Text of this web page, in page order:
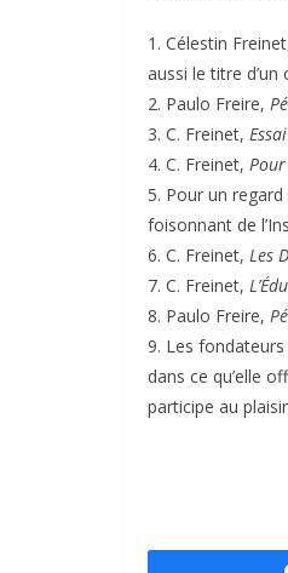
1. Célestin
aussi le titre d’un
2. Paulo Freire,
3. C. Freinet,
4. C. Freinet,
5. Pour un
foisonnant de
6. C. Freinet, Les
7. C. Freinet,
8. Paulo Freire,
9. Les
dans ce qu’elle
participe au